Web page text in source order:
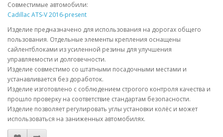
Совместимые автомобили:
Cadillac ATS-V 2016-present
Изделие предназначено для использования на дорогах общего
пользования. Отдельные элементы крепления оснащены
сайлентблоками из усиленной резины для улучшения
управляемости и долговечности.
Изделие совместимо со штатными посадочными местами и
устанавливается без доработок.
Изделие изготовлено с соблюдением строгого контроля качества и
прошло проверку на соответствие стандартам безопасности.
Изделие позволяет регулировать углы установки колёс и может
использоваться на заниженных автомобилях.